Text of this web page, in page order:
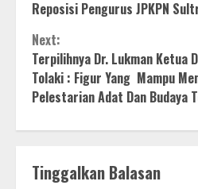
Reposisi Pengurus JPKPN
Next:
Terpilihnya Dr. Lukman Ketua
Tolaki : Figur Yang Mampu
Pelestarian Adat Dan Budaya
Tinggalkan Balasan